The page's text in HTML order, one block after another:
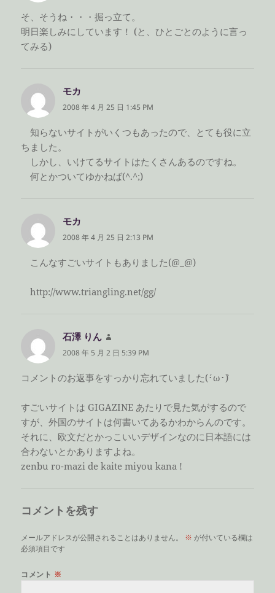
そ、そうね・・・掘っ立て。
明日楽しみにしています！ (と、ひとごとのように言っ
てみる)
モカ
り:
2008 年 4 月 25 日 1:45 PM
知らないサイトがいくつもあったので、とても役に立
ちました。
しかし、いけてるサイトはたくさんあるのですね。
何とかついてゆかねば(^.^;)
モカ
り:
2008 年 4 月 25 日 2:13 PM
こんなすごいサイトもありました(@_@)
http://www.triangling.net/gg/
石澤 りん
り:
2008 年 5 月 2 日 5:39 PM
コメントのお返事をすっかり忘れていました(´･ω･`)
すごいサイトは GIGAZINE あたりで見た気がするので
すが、外国のサイトは何書いてあるかわからんのです。
それに、欧文だとかっこいいデザインなのに日本語には
合わないとかありますよね。
zenbu ro-mazi de kaite miyou kana !
コメントを残す
メールアドレスが公開されることはありません。 ※ が付いている欄は
必須項目です
コメント ※